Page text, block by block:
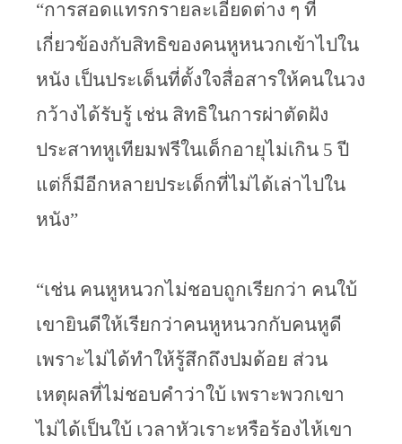
“การสอดแทรกรายละเอียดต่าง ๆ ที่
เกี่ยวข้องกับสิทธิของคนหูหนวกเข้าไปใน
หนัง เป็นประเด็นที่ตั้งใจสื่อสารให้คนในวง
กว้างได้รับรู้ เช่น สิทธิในการผ่าตัดฝัง
ประสาทหูเทียมฟรีในเด็กอายุไม่เกิน 5 ปี
แต่ก็มีอีกหลายประเด็กที่ไม่ได้เล่าไปใน
หนัง”
“เช่น คนหูหนวกไม่ชอบถูกเรียกว่า คนใบ้
เขายินดีให้เรียกว่าคนหูหนวกกับคนหูดี
เพราะไม่ได้ทำให้รู้สึกถึงปมด้อย ส่วน
เหตุผลที่ไม่ชอบคำว่าใบ้ เพราะพวกเขา
ไม่ได้เป็นใบ้ เวลาหัวเราะหรือร้องไห้เขา